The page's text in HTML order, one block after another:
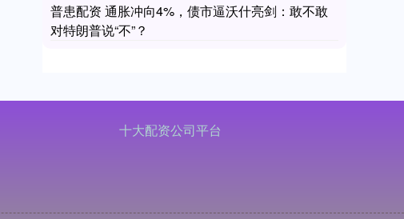
普患配资 通胀冲向4%，债市逼沃什亮剑：敢不敢
对特朗普说“不”？
十大配资公司平台